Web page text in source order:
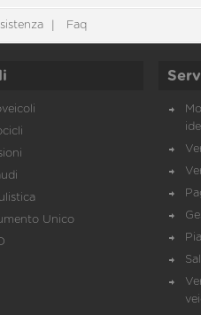
Faq
Unico